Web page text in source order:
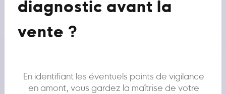
diagnostic avant la
vente ?
En identifiant les éventuels points de vigilance
en amont, vous gardez la maîtrise de votre